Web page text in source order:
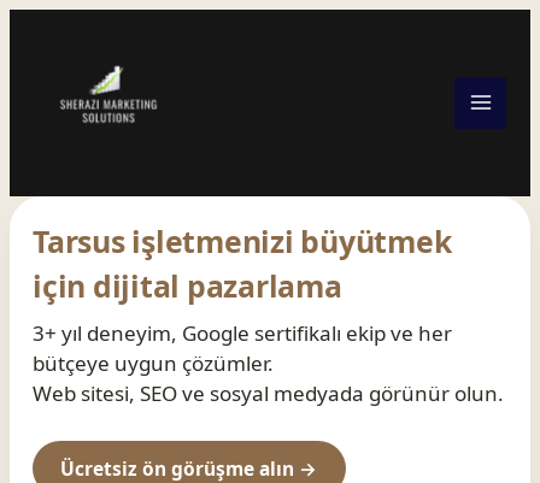
Skip
Tarsus işletmenizi büyütmek
için dijital pazarlama
3+ yıl deneyim, Google sertifikalı ekip ve her
bütçeye uygun çözümler.
Web sitesi, SEO ve sosyal medyada görünür olun.
Ücretsiz ön görüşme alın →